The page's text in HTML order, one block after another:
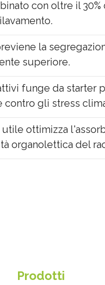
con oltre il 30%
la
superiore.
funge da starter
contro gli stress
ottimizza
organolettica del
Prodotti